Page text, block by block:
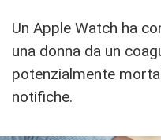
Un Apple Watch ha
una donna da un
potenzialmente
notifiche.